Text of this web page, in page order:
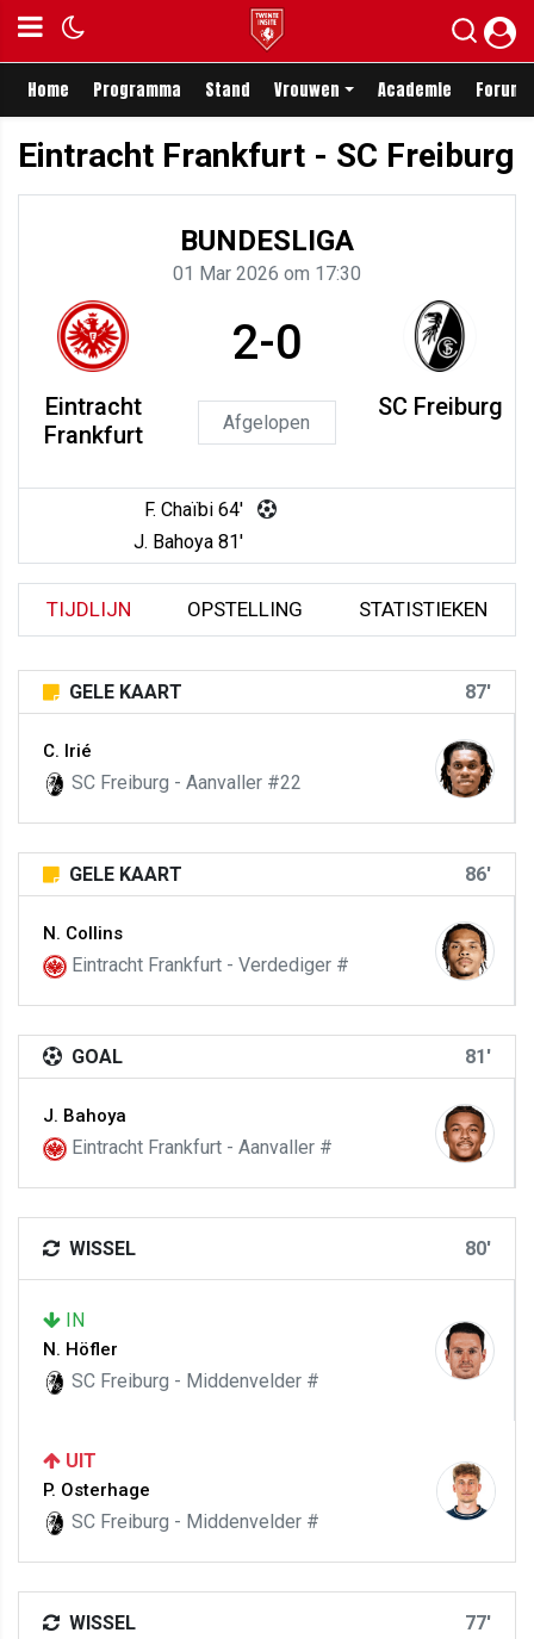
Home Programma Stand Vrouwen Academie Forum
Eintracht Frankfurt - SC Freiburg
BUNDESLIGA
01 Mar 2026 om 17:30
Eintracht
Frankfurt
2-0
Afgelopen
SC Freiburg
F. Chaïbi 64'
J. Bahoya 81'
TIJDLIJN OPSTELLING STATISTIEKEN
GELE KAART 87'
C. Irié
SC Freiburg - Aanvaller #22
GELE KAART 86'
N. Collins
Eintracht Frankfurt - Verdediger #
GOAL 81'
J. Bahoya
Eintracht Frankfurt - Aanvaller #
WISSEL 80'
IN
N. Höfler
SC Freiburg - Middenvelder #
UIT
P. Osterhage
SC Freiburg - Middenvelder #
WISSEL 77'